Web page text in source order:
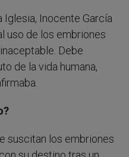
Iglesia, Inocente García
uso de los embriones
Debe
de la vida humana,
suscitan los embriones